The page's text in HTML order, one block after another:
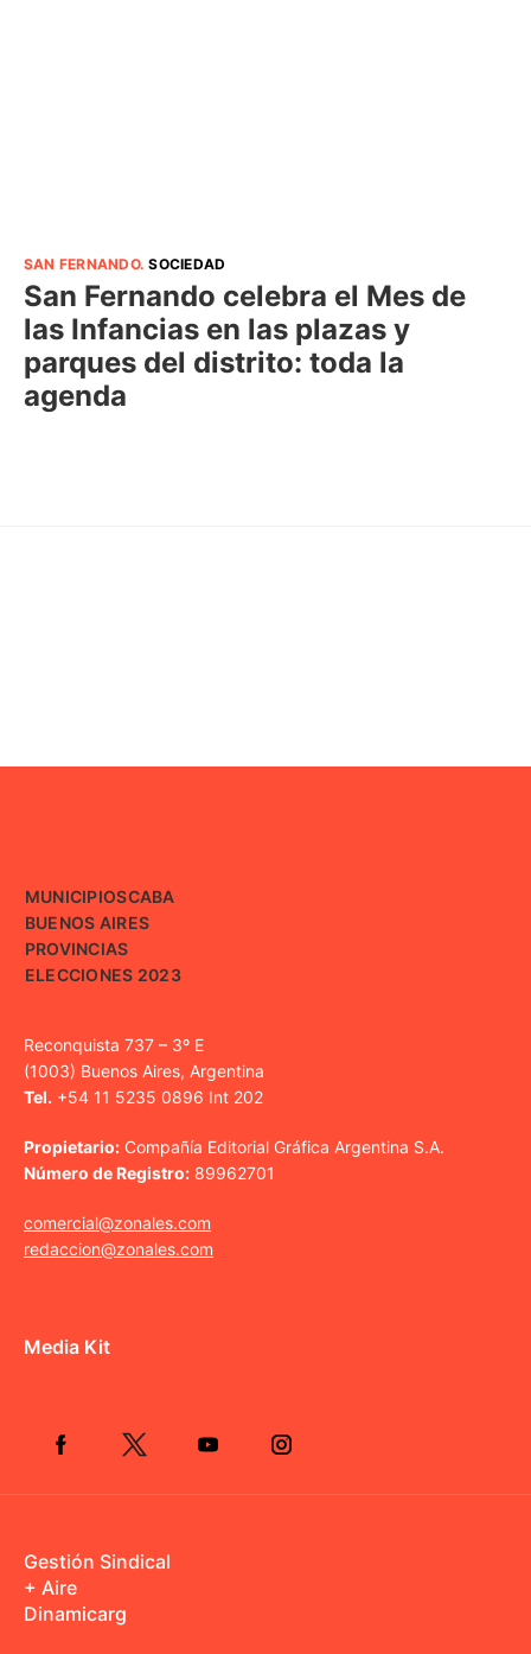
SAN FERNANDO.SOCIEDAD
San Fernando celebra el Mes de
las Infancias en las plazas y
parques del distrito: toda la
agenda
MUNICIPIOSCABA
BUENOS AIRES
PROVINCIAS
ELECCIONES 2023
Reconquista 737 – 3º E
(1003) Buenos Aires, Argentina
Tel. +54 11 5235 0896 Int 202
Propietario: Compañía Editorial Gráfica Argentina S.A.
Número de Registro: 89962701
comercial@zonales.com
redaccion@zonales.com
Media Kit
Gestión Sindical
+ Aire
Dinamicarg